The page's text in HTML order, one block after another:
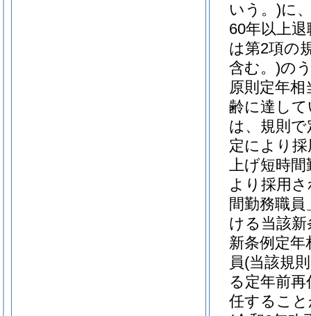
いう。)に
60年以上
は第2項の
含む。)の
原則定年
齢に達し
は、規則
定により
上げ短時間
より採用
間勤務職
ける当該
新条例定
員(当該規
る定年前
任するこ